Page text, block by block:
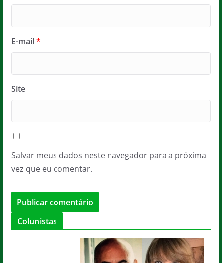
E-mail*
Site
Salvar meus dados neste navegador para a próxima
vez que eu comentar.
Colunistas